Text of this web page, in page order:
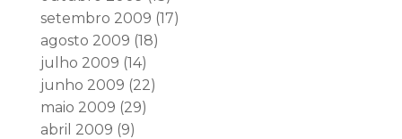
setembro 2009 (17)
agosto 2009 (18)
julho 2009 (14)
junho 2009 (22)
maio 2009 (29)
abril 2009 (9)